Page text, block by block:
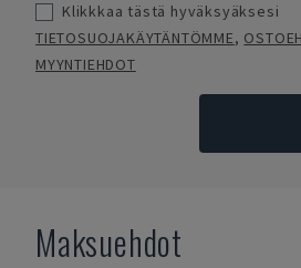
Klikkkaa tästä hyväksyäksesi
TIETOSUOJAKÄYTÄNTÖMME,
MYYNTIEHDOT
Maksuehdot